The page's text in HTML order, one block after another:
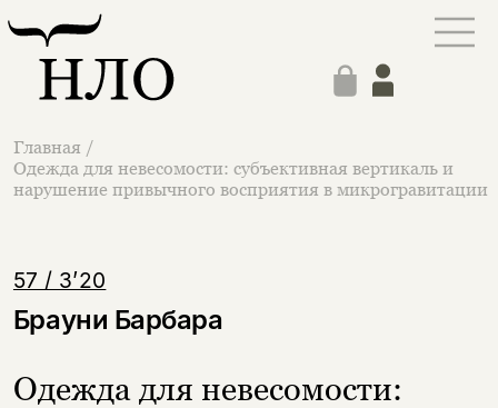
Главная /
Одежда для невесомости: субъективная вертикаль и
нарушение привычного восприятия в микрогравитации
57 / 3’20
Брауни Барбара
Одежда для невесомости: